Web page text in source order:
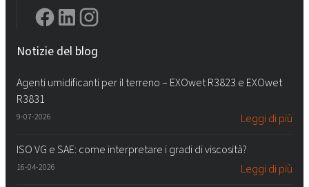
Notizie del blog
Agenti umidificanti per il terreno – EXOwet R3823 e EXOwet
R3831
9-07-2026 Leggi di più
ISO VG e SAE: come interpretare i gradi di viscosità?
16-04-2026 Leggi di più